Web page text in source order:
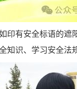
印有安全标语的
知识、学习安全法